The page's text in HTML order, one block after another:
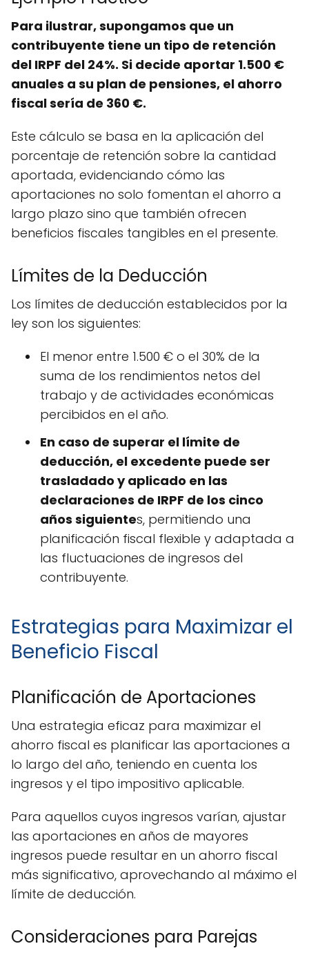
Para ilustrar, supongamos que un
contribuyente tiene un tipo de retención
del IRPF del 24%. Si decide aportar 1.500 €
anuales a su plan de pensiones, el ahorro
fiscal sería de 360 €.
Este cálculo se basa en la aplicación del
porcentaje de retención sobre la cantidad
aportada, evidenciando cómo las
aportaciones no solo fomentan el ahorro a
largo plazo sino que también ofrecen
beneficios fiscales tangibles en el presente.
Límites de la Deducción
Los límites de deducción establecidos por la
ley son los siguientes:
El menor entre 1.500 € o el 30% de la
suma de los rendimientos netos del
trabajo y de actividades económicas
percibidos en el año.
En caso de superar el límite de
deducción, el excedente puede ser
trasladado y aplicado en las
declaraciones de IRPF de los cinco
años siguientes, permitiendo una
planificación fiscal flexible y adaptada a
las fluctuaciones de ingresos del
contribuyente.
Estrategias para Maximizar el
Beneficio Fiscal
Planificación de Aportaciones
Una estrategia eficaz para maximizar el
ahorro fiscal es planificar las aportaciones a
lo largo del año, teniendo en cuenta los
ingresos y el tipo impositivo aplicable.
Para aquellos cuyos ingresos varían, ajustar
las aportaciones en años de mayores
ingresos puede resultar en un ahorro fiscal
más significativo, aprovechando al máximo el
límite de deducción.
Consideraciones para Parejas